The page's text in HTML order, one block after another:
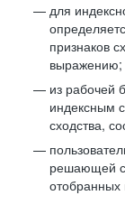
для
признаков
выражению;
из рабочей
индексным
сходства,
решающей
отобранных